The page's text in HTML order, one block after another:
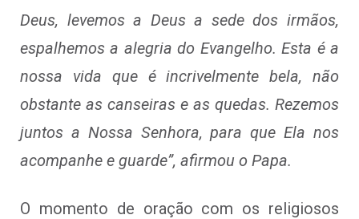
Deus, levemos a Deus a sede dos irmãos,
espalhemos a alegria do Evangelho. Esta é a
nossa vida que é incrivelmente bela, não
obstante as canseiras e as quedas. Rezemos
juntos a Nossa Senhora, para que Ela nos
acompanhe e guarde”, afirmou o Papa.
O momento de oração com os religiosos